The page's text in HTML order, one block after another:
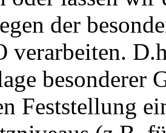
der
verarbeiten.
besonderer
Feststellung